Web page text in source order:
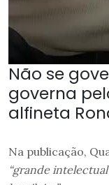
Não se
governa
alfineta
Na publicação,
“grande